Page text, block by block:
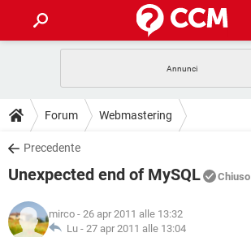
INTRATTENIMENTO
iOS
INSTAGRAM WHATSAPP
TIKTOK
HARDWARE
GUIDE
COVID-19
INSTAGRAM
DOWNLOAD
COVID-19 GAMING
INTRATTENIMENTO
iOS
FORUM
COVID-19
GLOSSARIO
Forum Webmastering
Precedente
Unexpected end of MySQL Chiuso
mirco - 26 apr 2011 alle 13:32
Lu - 27 apr 2011 alle 13:04